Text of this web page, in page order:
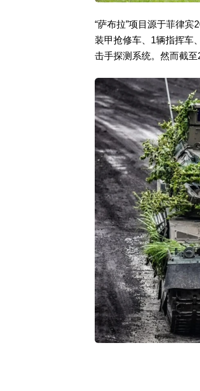
“萨布拉”项目源于菲律宾
装甲抢修车、1辆指挥车
击手探测系统。然而截至